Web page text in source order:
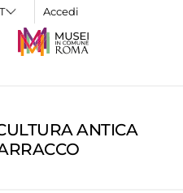
Accedi
ANTICA